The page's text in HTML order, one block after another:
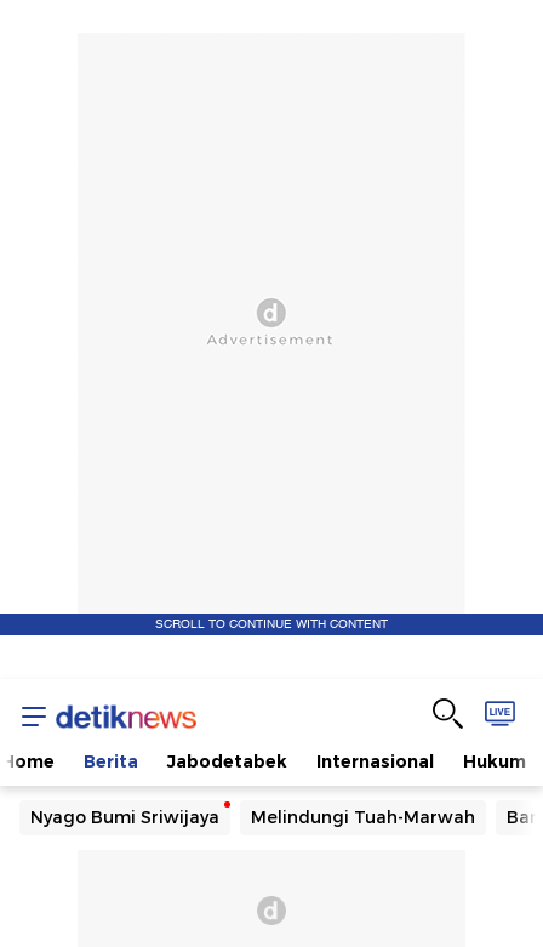
SCROLL TO CONTINUE WITH CONTENT
Home Berita Jabodetabek Internasional Hukum
Nyago Bumi Sriwijaya Melindungi Tuah-Marwah